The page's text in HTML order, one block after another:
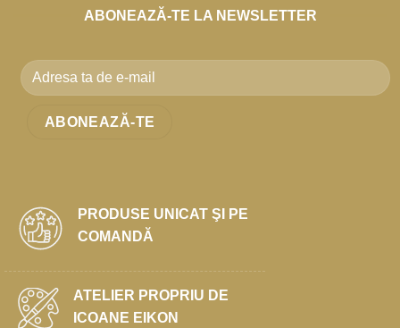
ABONEAZĂ-TE LA NEWSLETTER
PRODUSE UNICAT ŞI PE
COMANDĂ
ATELIER PROPRIU DE
ICOANE EIKON